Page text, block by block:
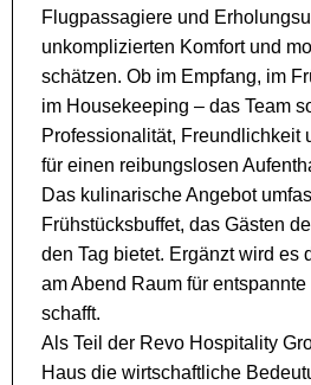
Flugpassagiere und
unkomplizierten Komfort und
schätzen. Ob im Empfang, im
im Housekeeping – das Team
Professionalität, Freundlichkeit
für einen reibungslosen
Das kulinarische Angebot
Frühstücksbuffet, das Gästen
den Tag bietet. Ergänzt wird es
am Abend Raum für
schafft.
Als Teil der Revo Hospitality
Haus die wirtschaftliche